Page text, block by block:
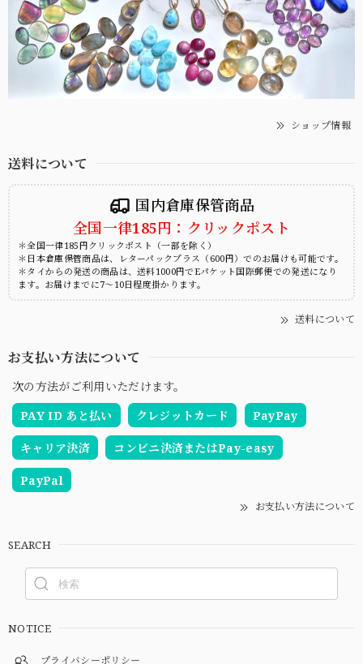
ショップ情報
送料について
国内倉庫保管商品
全国一律185円：クリックポスト
＊全国一律185円クリックポスト（一部を除く）
＊日本倉庫保管商品は、レターパックプラス（600円）でのお届けも可能です。
＊タイからの発送の商品は、送料1000円でEパケット国際郵便での発送になり
ます。お届けまでに7～10日程度掛かります。
送料について
お支払い方法について
次の方法がご利用いただけます。
PAY ID あと払い
クレジットカード PayPay
キャリア決済 コンビニ決済またはPay-easy
PayPal
お支払い方法について
SEARCH
NOTICE
プライバシーポリシー